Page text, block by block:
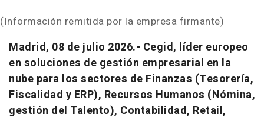
(Información remitida por la empresa firmante)
Madrid, 08 de julio 2026.- Cegid, líder europeo
en soluciones de gestión empresarial en la
nube para los sectores de Finanzas (Tesorería,
Fiscalidad y ERP), Recursos Humanos (Nómina,
gestión del Talento), Contabilidad, Retail,